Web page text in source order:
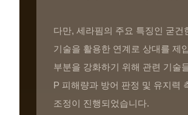
다만, 세라핌의 주요 특징인 굳건
기술을 활용한 연계로 상대를 제
부분을 강화하기 위해 관련 기술
P 피해량과 방어 판정 및 유지력
조정이 진행되었습니다.